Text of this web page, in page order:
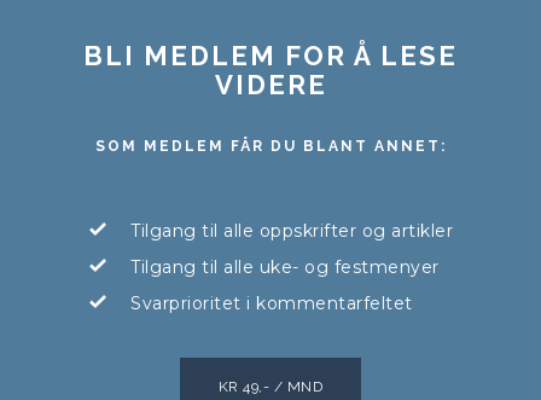
BLI MEDLEM FOR Å LESE
VIDERE
SOM MEDLEM FÅR DU BLANT ANNET:
Tilgang til alle oppskrifter og artikler
Tilgang til alle uke- og festmenyer
Svarprioritet i kommentarfeltet
KR 49,- / MND